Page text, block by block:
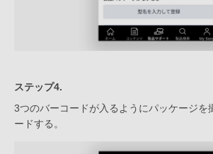
ステップ4.
3つのバーコードが入るようにパッケージを
ードする。